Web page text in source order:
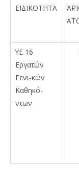
ΕΙΔΙΚΟΤΗΤΑ
ΥΕ 16
Εργατών
Γενι-κών
Καθηκό-
ντων